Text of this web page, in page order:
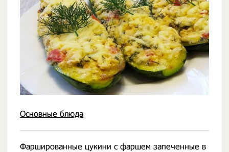
Основные блюда
Фаршированные цукини с фаршем запеченные в